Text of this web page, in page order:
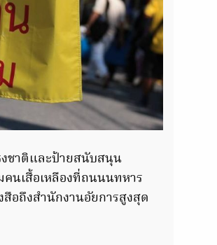
งชาติและป้ายสนับสนุน
นเสื้อเหลืองที่ถนนนทหาร
อถึงสำนักงานอัยการสูงสุด